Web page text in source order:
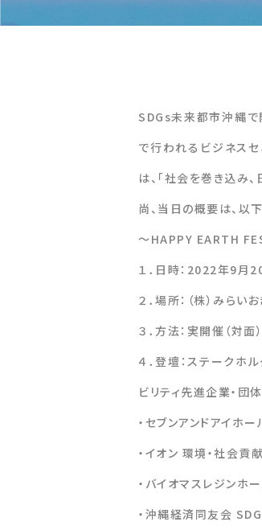
SDGs未来都市沖縄で
で行われるビジネス
は、「社会を巻き込み
尚、当日の概要は、以
～HAPPY EARTH
１．日時：2022年9月
２．場所：（株）みら
３．方法：実開催（対面）
４．登壇：ステーク
ビリティ先進企業・団体
・セブンアンドアイホ
・イオン 環境・社会
・バイオマスレジンホ
・沖縄経済同友会